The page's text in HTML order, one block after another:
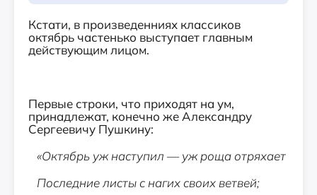
Кстати, в произведенниях классиков
октябрь частенько выступает главным
действующим лицом.
Первые строки, что приходят на ум,
принадлежат, конечно же Александру
Сергеевичу Пушкину:
«Октябрь уж наступил — уж роща отряхает
Последние листы с нагих своих ветвей;